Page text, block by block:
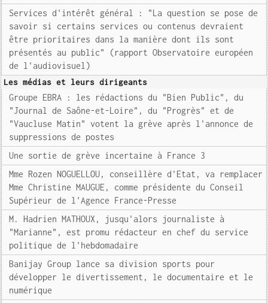
Services d'intérêt général : "La question se pose de
savoir si certains services ou contenus devraient
être prioritaires dans la manière dont ils sont
présentés au public" (rapport Observatoire européen
de l'audiovisuel)
Les médias et leurs dirigeants
Groupe EBRA : les rédactions du "Bien Public", du
"Journal de Saône-et-Loire", du "Progrès" et de
"Vaucluse Matin" votent la grève après l'annonce de
suppressions de postes
Une sortie de grève incertaine à France 3
Mme Rozen NOGUELLOU, conseillère d'Etat, va remplacer
Mme Christine MAUGUE, comme présidente du Conseil
Supérieur de l'Agence France-Presse
M. Hadrien MATHOUX, jusqu'alors journaliste à
"Marianne", est promu rédacteur en chef du service
politique de l'hebdomadaire
Banijay Group lance sa division sports pour
développer le divertissement, le documentaire et le
numérique